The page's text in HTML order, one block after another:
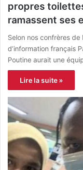
propres
ramassent ses
Selon nos confrères
d’information français
Poutine aurait une
Lire la suite »